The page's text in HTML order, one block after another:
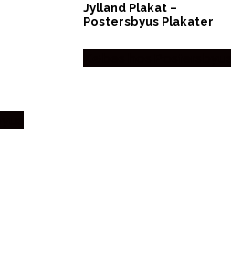
Jylland Plakat –
Postersbyus Plakater